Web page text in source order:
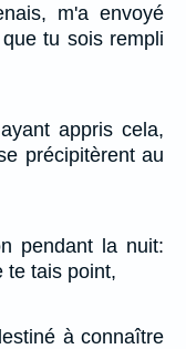
m'a envoyé
tu sois rempli
appris cela,
précipitèrent au
pendant la nuit:
te tais point,
à connaître